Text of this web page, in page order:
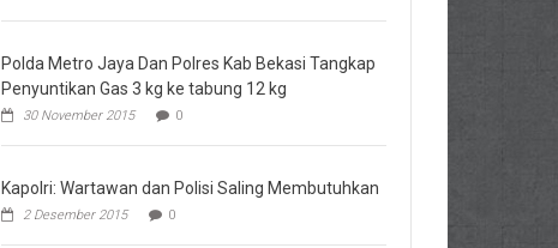
Polda Metro Jaya Dan Polres Kab Bekasi Tangkap
Penyuntikan Gas 3 kg ke tabung 12 kg
30 November 2015 0
Kapolri: Wartawan dan Polisi Saling Membutuhkan
2 Desember 2015 0